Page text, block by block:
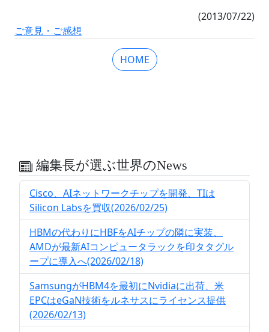
(2013/07/22)
ご意見・ご感想
HOME
編集長が選ぶ世界のNews
Cisco、AIネットワークチップを開発、TIは
Silicon Labsを買収(2026/02/25)
HBMの代わりにHBFをAIチップの隣に実装、
AMDが最新AIコンピュータラックを印タタグル
ープに導入へ(2026/02/18)
SamsungがHBM4を最初にNvidiaに出荷、米
EPCはeGaN技術をルネサスにライセンス提供
(2026/02/13)